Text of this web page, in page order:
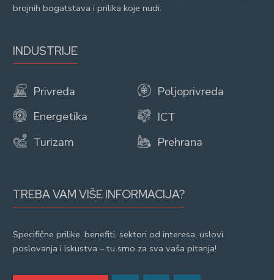
brojnih bogatstava i prilika koje nudi.
INDUSTRIJE
Privreda
Energetika
Turizam
Poljoprivreda
ICT
Prehrana
TREBA VAM VIŠE INFORMACIJA?
Specifične prilike, benefiti, sektori od interesa, uslovi
poslovanja i iskustva – tu smo za sva vaša pitanja!